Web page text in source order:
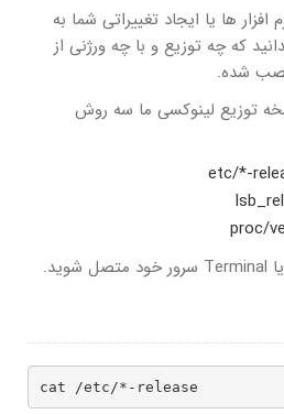
ها یا ایجاد تغییراتی شما به
که چه توزیع و با چه ورژنی از
شده.
توزیع لینوکسی ما سه روش
cat /etc/*-release